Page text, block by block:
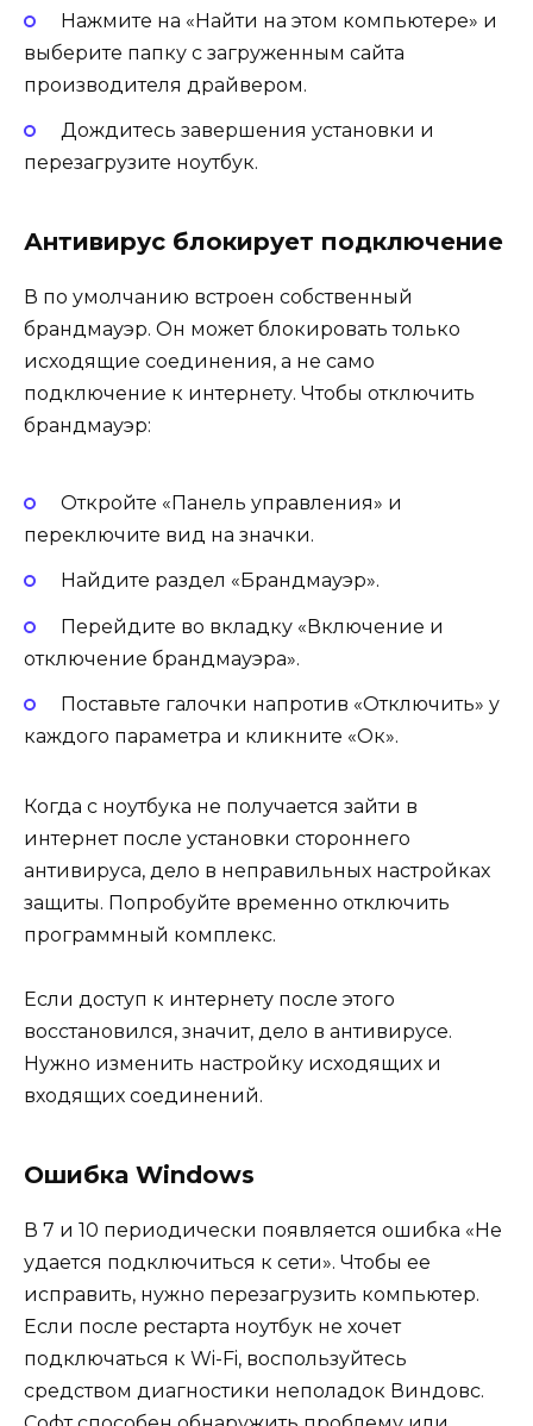
Нажмите на «Найти на этом компьютере» и
выберите папку с загруженным сайта
производителя драйвером.
Дождитесь завершения установки и
перезагрузите ноутбук.
Антивирус блокирует подключение
В по умолчанию встроен собственный
брандмауэр. Он может блокировать только
исходящие соединения, а не само
подключение к интернету. Чтобы отключить
брандмауэр:
Откройте «Панель управления» и
переключите вид на значки.
Найдите раздел «Брандмауэр».
Перейдите во вкладку «Включение и
отключение брандмауэра».
Поставьте галочки напротив «Отключить» у
каждого параметра и кликните «Ок».
Когда с ноутбука не получается зайти в
интернет после установки стороннего
антивируса, дело в неправильных настройках
защиты. Попробуйте временно отключить
программный комплекс.
Если доступ к интернету после этого
восстановился, значит, дело в антивирусе.
Нужно изменить настройку исходящих и
входящих соединений.
Ошибка Windows
В 7 и 10 периодически появляется ошибка «Не
удается подключиться к сети». Чтобы ее
исправить, нужно перезагрузить компьютер.
Если после рестарта ноутбук не хочет
подключаться к Wi-Fi, воспользуйтесь
средством диагностики неполадок Виндовс.